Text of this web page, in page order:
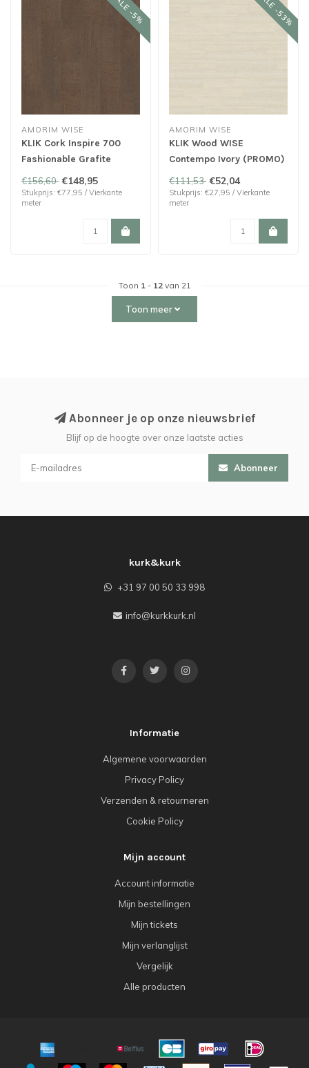
SALE -5%
AMORIM WISE
KLIK Cork Inspire 700
Fashionable Grafite
€156,60 €148,95
Stukprijs: €77,95 / Vierkante
meter
SALE -53%
AMORIM WISE
KLIK Wood WISE
Contempo Ivory (PROMO)
laatste 5 pakken
€111,53 €52,04
Stukprijs: €27,95 / Vierkante
meter
Toon 1- 12van 21
Toon meer
Abonneer je op onze nieuwsbrief
Blijf op de hoogte over onze laatste acties
Abonneer
kurk&kurk
+31 97 00 50 33 998
info@kurkkurk.nl
Informatie
Algemene voorwaarden
Privacy Policy
Verzenden & retourneren
Cookie Policy
Mijn account
Account informatie
Mijn bestellingen
Mijn tickets
Mijn verlanglijst
Vergelijk
Alle producten